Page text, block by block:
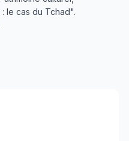
le cas du Tchad".